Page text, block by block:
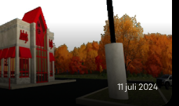
11 juli 2024